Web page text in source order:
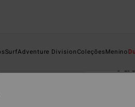
SurfAdventure DivisionColeçõesMenino